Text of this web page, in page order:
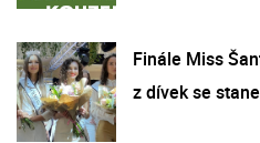
Finále Miss
z dívek se